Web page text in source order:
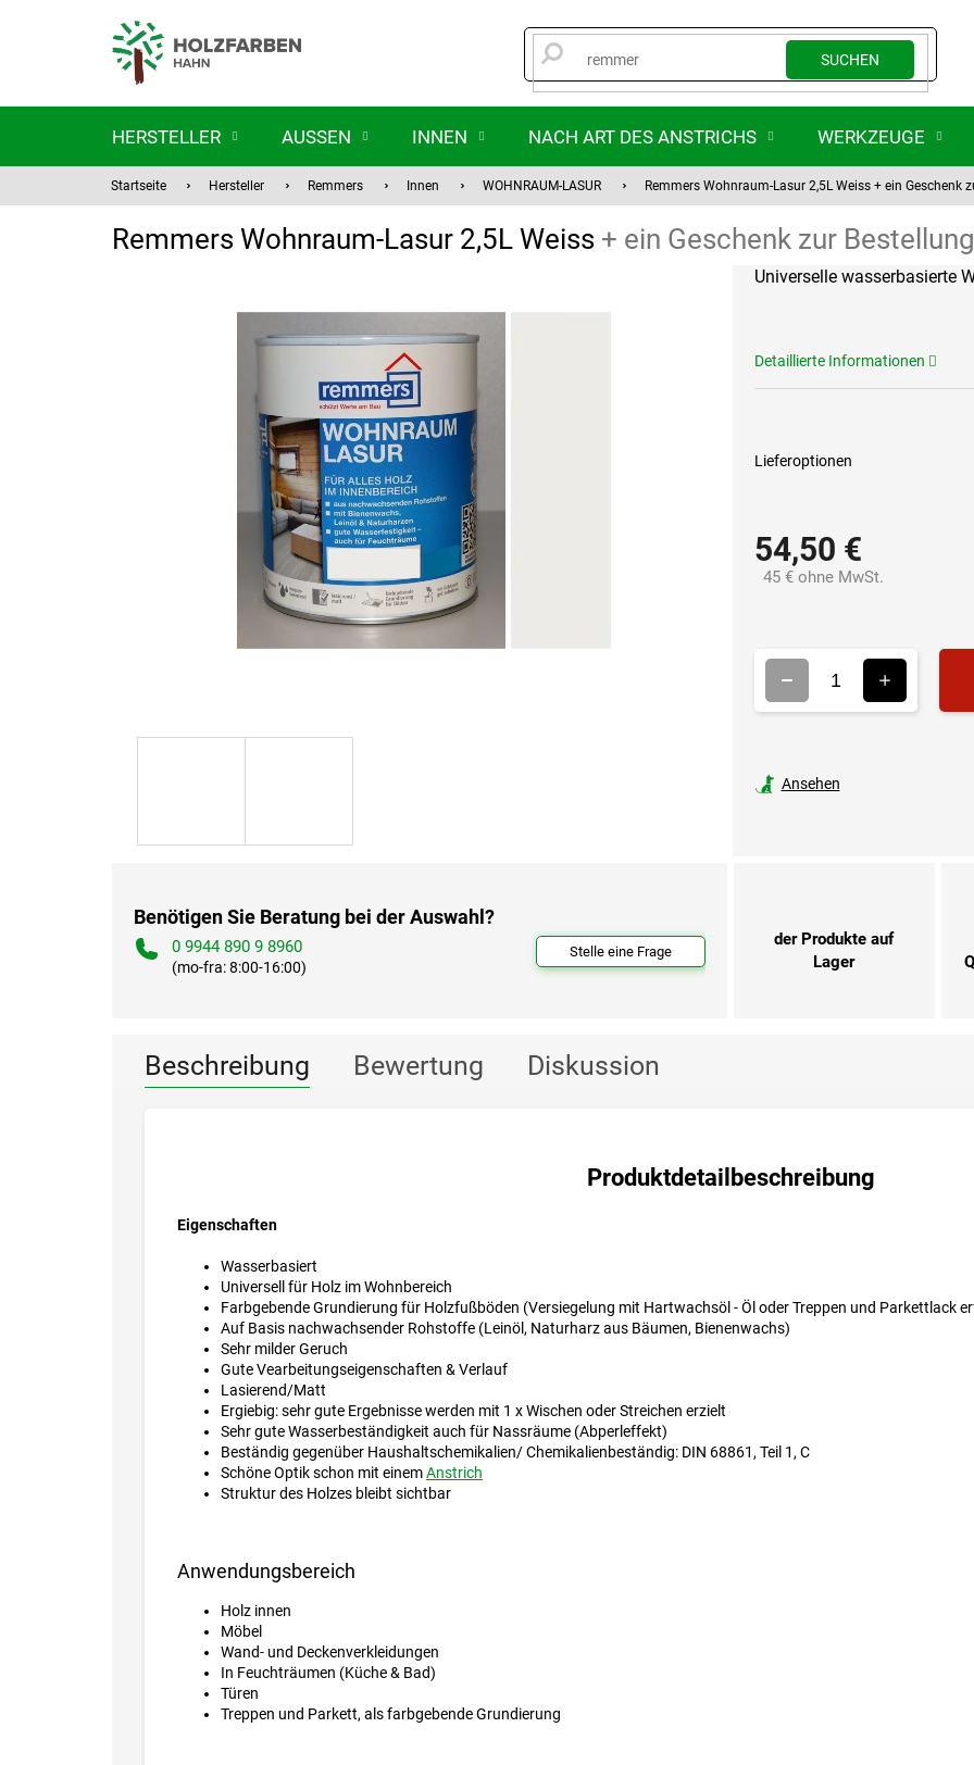
SUCHEN
HERSTELLER AUSSEN INNEN NACH ART DES ANSTRICHS WERKZEUGE
Startseite Hersteller Remmers Innen WOHNRAUM-LASUR Remmers Wohnraum-Lasur 2,5L Weiss + ein Geschenk
Remmers Wohnraum-Lasur 2,5L Weiss + ein Geschenk zur Bestellung
54,50 €
45 € ohne MwSt.
Lieferoptionen
Universelle wasserbasierte
Detaillierte Informationen
Ansehen
Benötigen Sie Beratung bei der Auswahl?
0 9944 890 9 8960
(mo-fra: 8:00-16:00)
Stelle eine Frage
der Produkte auf
Lager
Beschreibung Bewertung Diskussion
Produktdetailbeschreibung
Eigenschaften
Wasserbasiert
Universell für Holz im Wohnbereich
Farbgebende Grundierung für Holzfußböden (Versiegelung mit Hartwachsöl - Öl oder Treppen und Parkettlack
Auf Basis nachwachsender Rohstoffe (Leinöl, Naturharz aus Bäumen, Bienenwachs)
Sehr milder Geruch
Gute Vearbeitungseigenschaften & Verlauf
Lasierend/Matt
Ergiebig: sehr gute Ergebnisse werden mit 1 x Wischen oder Streichen erzielt
Sehr gute Wasserbeständigkeit auch für Nassräume (Abperleffekt)
Beständig gegenüber Haushaltschemikalien/ Chemikalienbeständig: DIN 68861, Teil 1, C
Schöne Optik schon mit einemAnstrich
Struktur des Holzes bleibt sichtbar
Anwendungsbereich
Holz innen
Möbel
Wand- und Deckenverkleidungen
In Feuchträumen (Küche & Bad)
Türen
Treppen und Parkett, als farbgebende Grundierung